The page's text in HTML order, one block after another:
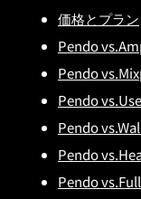
価格とプラン
Pendo
Pendo
Pendo
Pendo
Pendo
Pendo